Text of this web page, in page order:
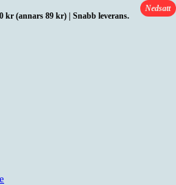
kr (annars 89 kr) | Snabb leverans.
Nedsatt